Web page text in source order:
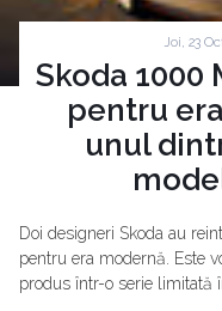
Joi, 23
Skoda
pentru
unul
Doi designeri Skoda au
pentru era modernă. Este
produs într-o serie limitată